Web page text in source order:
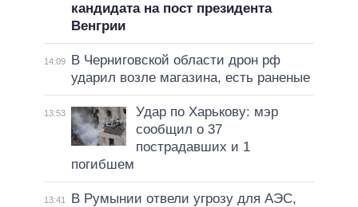
кандидата на пост президента
Венгрии
14:09
В Черниговской области дрон рф
ударил возле магазина, есть раненые
13:53
Удар по Харькову: мэр
сообщил о 37
пострадавших и 1
погибшем
13:41
В Румынии отвели угрозу для АЭС,